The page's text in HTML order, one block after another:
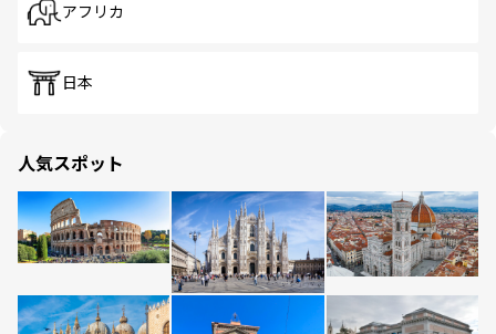
アフリカ
日本
人気スポット